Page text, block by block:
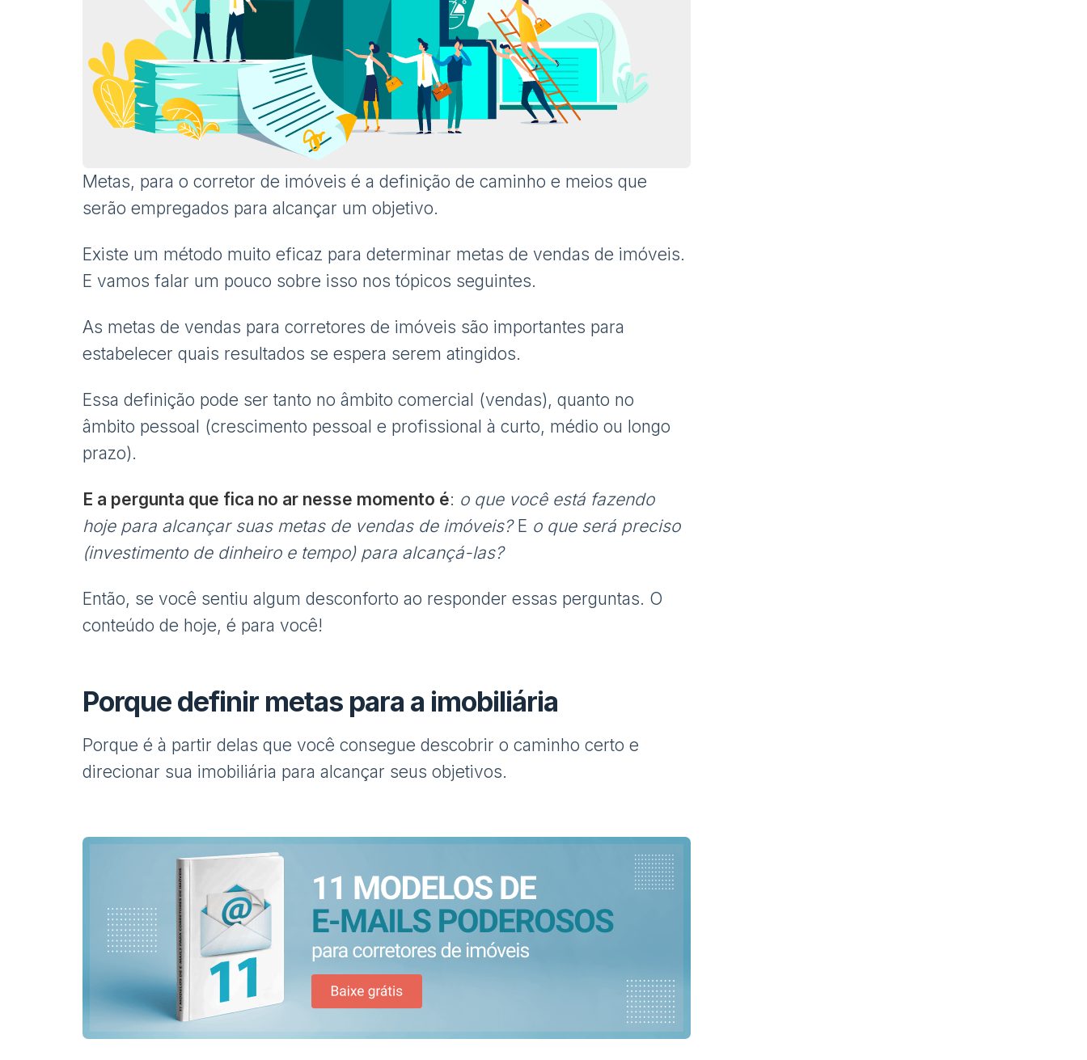
Metas, para o corretor de imóveis é a definição de caminho e meios que
serão empregados para alcançar um objetivo.
Existe um método muito eficaz para determinar metas de vendas de imóveis.
E vamos falar um pouco sobre isso nos tópicos seguintes.
As metas de vendas para corretores de imóveis são importantes para
estabelecer quais resultados se espera serem atingidos.
Essa definição pode ser tanto no âmbito comercial (vendas), quanto no
âmbito pessoal (crescimento pessoal e profissional à curto, médio ou longo
prazo).
E a pergunta que fica no ar nesse momento é: o que você está fazendo
hoje para alcançar suas metas de vendas de imóveis?E o que será preciso
(investimento de dinheiro e tempo) para alcançá-las?
Então, se você sentiu algum desconforto ao responder essas perguntas. O
conteúdo de hoje, é para você!
Porque definir metas para a imobiliária
Porque é à partir delas que você consegue descobrir o caminho certo e
direcionar sua imobiliária para alcançar seus objetivos.